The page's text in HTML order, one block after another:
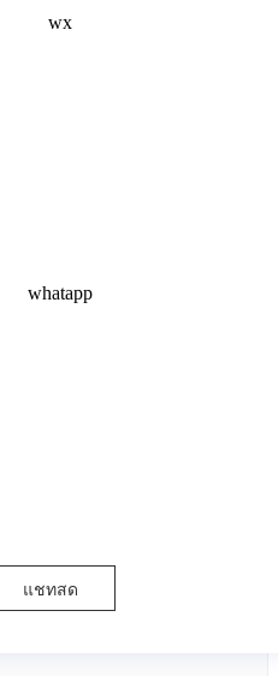
แชทสด